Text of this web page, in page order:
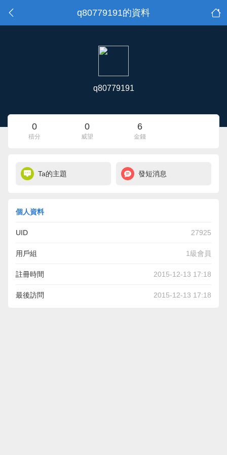
q80779191的資料
q80779191
0
積分
0
威望
6
金錢
Ta的主題 發短消息
個人資料
UID 27925
用戶組 1級會員
註冊時間 2015-12-13 17:18
最後訪問 2015-12-13 17:18